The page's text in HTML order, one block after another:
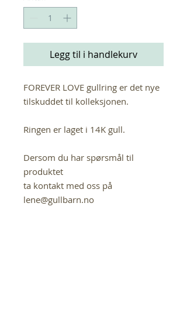
Legg til i handlekurv
FOREVER LOVE gullring er det nye
tilskuddet til kolleksjonen.
Ringen er laget i 14K gull.
Dersom du har spørsmål til
produktet
ta kontakt med oss på
lene@gullbarn.no